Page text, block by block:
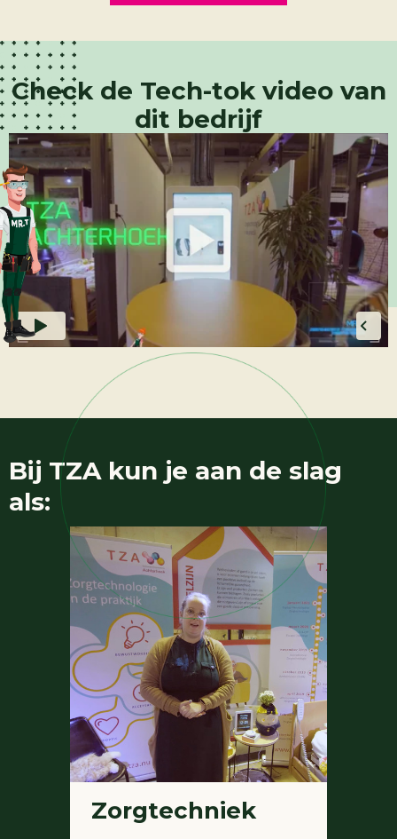
Check de Tech-tok video van
dit bedrijf
Bij TZA kun je aan de slag
als:
Zorgtechniek